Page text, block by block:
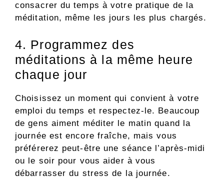
consacrer du temps à votre pratique de la
méditation, même les jours les plus chargés.
4. Programmez des
méditations à la même heure
chaque jour
Choisissez un moment qui convient à votre
emploi du temps et respectez-le. Beaucoup
de gens aiment méditer le matin quand la
journée est encore fraîche, mais vous
préférerez peut-être une séance l’après-midi
ou le soir pour vous aider à vous
débarrasser du stress de la journée.